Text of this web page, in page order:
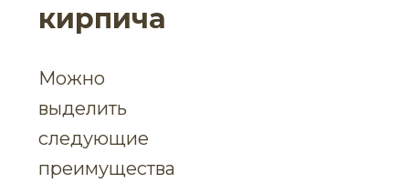
кирпича
Можно
выделить
следующие
преимущества